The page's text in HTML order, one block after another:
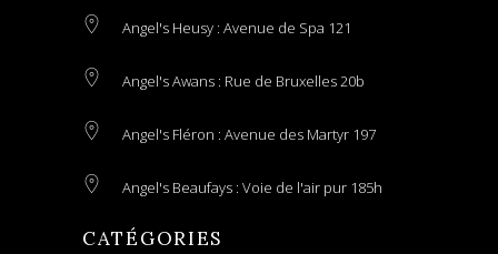
Angel's Heusy : Avenue de Spa 121
Angel's Awans : Rue de Bruxelles 20b
Angel's Fléron : Avenue des Martyr 197
Angel's Beaufays : Voie de l'air pur 185h
CATÉGORIES